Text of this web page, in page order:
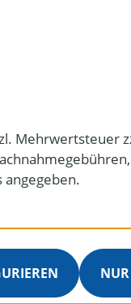
Mehrwertsteuer
angegeben.